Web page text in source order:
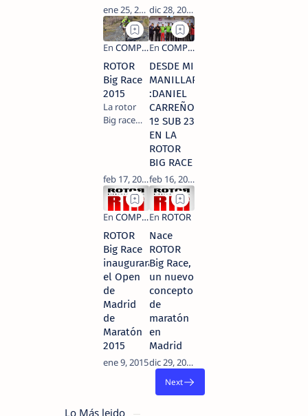
ROTOR Big
Race ,
donde la
localidad
madrileña
de
Torrelaguna
será el
escenario
principa…
ROTOR
Big Race
2015
La rotor
Big race
Torrelaguna
supuso el
comienzo
oficial del
Open
Comunidad
de Madrid
XCM 2015
Donde los
bikers par…
DESDE MI
MANILLAR
:DANIEL
CARREÑO
1º SUB 23
EN LA
ROTOR
BIG RACE
ROTOR
Big Race
inaugurará
el Open
de
Madrid
de
Maratón
2015
Nace
ROTOR
Big Race,
un nuevo
concepto
de
maratón
en
Madrid
Lo Más leido